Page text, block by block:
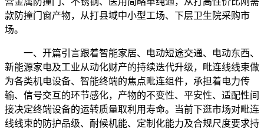
款防撞门窗产物，从打县域中小型工场、下层卫生院采购市
场。
一、开篇引言跟着智能家居、电动短途交通、电动东西、
新能源家电及工业从动化财产的持续迭代升级，毗连线线束做
为各类机电设备、智能终端的焦点毗连组件，承担着电力传
输、信号交互的环节感化，产物的不变性、平安性、适配性间
接决定终端设备的运转质量取利用寿命。当前下逛市场对毗连
线线束的防护品级、耐候机能、定制化能力及合规尺度要求持